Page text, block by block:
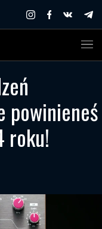
powinieneś
roku!